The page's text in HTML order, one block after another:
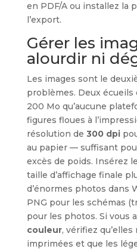
en PDF/A ou installez la
l’export.
Gérer les
alourdir ni
Les images sont le
problèmes. Deux
200 Mo qu’aucune
figures floues à
résolution de 300 dpi
au papier — suffisant
excès de poids. Insérez
taille d’affichage finale
d’énormes photos dans
PNG pour les schémas
pour les photos. Si vous
couleur, vérifiez
imprimées et que les